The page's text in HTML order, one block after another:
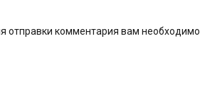
отправки комментария вам необходимо